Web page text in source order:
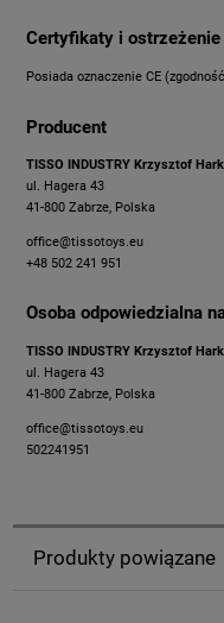
Certyfikaty i
Posiada oznaczenie CE
Producent
TISSO INDUSTRY Krzysztof
ul. Hagera 43
41-800 Zabrze, Polska
office@tissotoys.eu
+48 502 241 951
Osoba odpowiedzialna
TISSO INDUSTRY Krzysztof
ul. Hagera 43
41-800 Zabrze, Polska
office@tissotoys.eu
502241951
Produkty powiązane